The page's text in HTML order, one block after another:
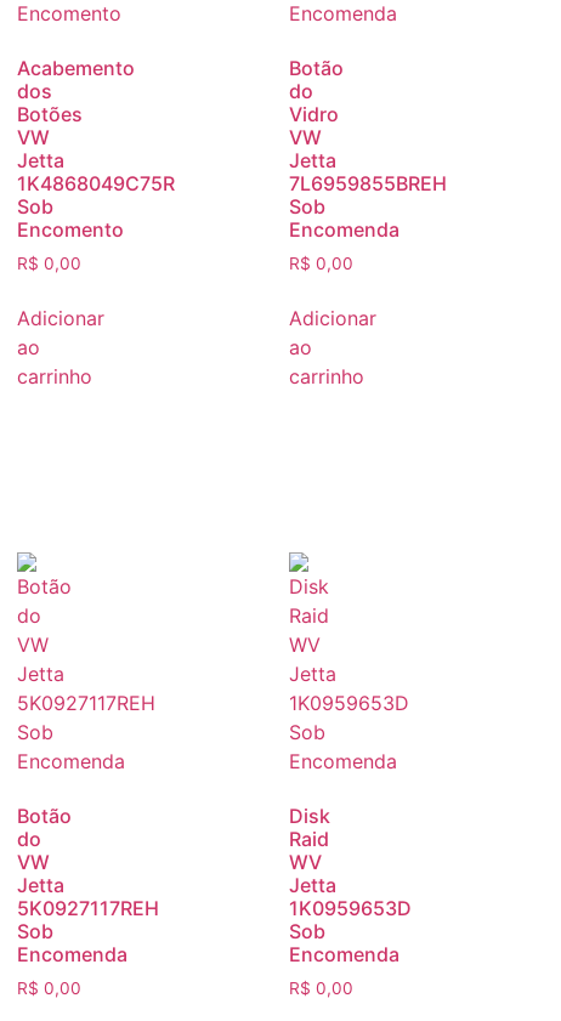
Acabemento
dos
Botões
VW
Jetta
1K4868049C75R
Sob
Encomento
R$ 0,00
Adicionar
ao
carrinho
Botão
do
Vidro
VW
Jetta
7L6959855BREH
Sob
Encomenda
R$ 0,00
Adicionar
ao
carrinho
Botão
do
VW
Jetta
5K0927117REH
Sob
Encomenda
R$ 0,00
Disk
Raid
WV
Jetta
1K0959653D
Sob
Encomenda
R$ 0,00